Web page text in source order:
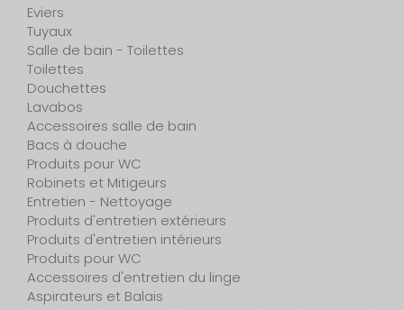
Eviers
Tuyaux
Salle de bain - Toilettes
Toilettes
Douchettes
Lavabos
Accessoires salle de bain
Bacs à douche
Produits pour WC
Robinets et Mitigeurs
Entretien - Nettoyage
Produits d'entretien extérieurs
Produits d'entretien intérieurs
Produits pour WC
Accessoires d'entretien du linge
Aspirateurs et Balais